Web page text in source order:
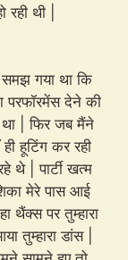
हो रही थी |
गया था कि
देने की
था | फिर जब मैंने
हूटिंग कर रही
थे | पार्टी खत्म
मेरे पास आई
थैंक्स पर तुम्हारा
तुम्हारा डांस |